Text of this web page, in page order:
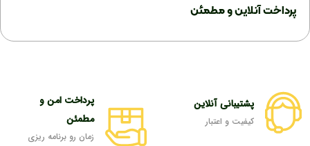
پرداخت آنلاین و مطمئن
پشتیبانی آنلاین
کیفیت و اعتبار
پرداخت امن و
مطمئن
زمان رو برنامه ریزی